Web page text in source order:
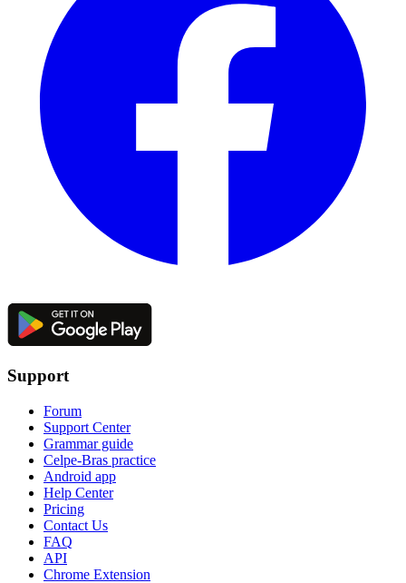
Support
Forum
Support Center
Grammar guide
Celpe-Bras practice
Android app
Help Center
Pricing
Contact Us
FAQ
API
Chrome Extension